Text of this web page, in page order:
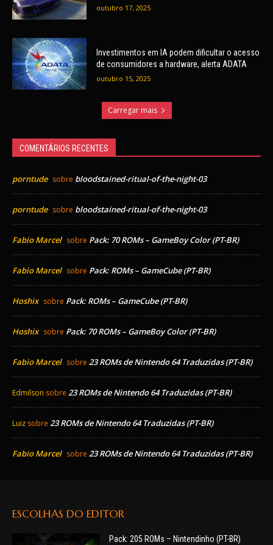
outubro 17, 2025
Investimentos em IA podem dificultar o acesso
de consumidores a hardware, alerta ADATA
outubro 15, 2025
Carregar mais
COMENTÁRIOS RECENTES
porntude sobre bloodstained-ritual-of-the-night-03
porntude sobre bloodstained-ritual-of-the-night-03
Fabio Marcel sobre Pack: 70 ROMs – GameBoy Color (PT-BR)
Fabio Marcel sobre Pack: ROMs – GameCube (PT-BR)
Hoshix sobre Pack: ROMs – GameCube (PT-BR)
Hoshix sobre Pack: 70 ROMs – GameBoy Color (PT-BR)
Fabio Marcel sobre 23 ROMs de Nintendo 64 Traduzidas (PT-BR)
Edmilson sobre 23 ROMs de Nintendo 64 Traduzidas (PT-BR)
Luiz sobre 23 ROMs de Nintendo 64 Traduzidas (PT-BR)
Fabio Marcel sobre 23 ROMs de Nintendo 64 Traduzidas (PT-BR)
ESCOLHAS DO EDITOR
Pack: 205 ROMs – Nintendinho (PT-BR)